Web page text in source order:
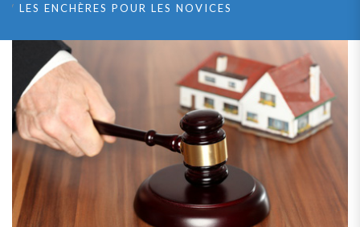
LES ENCHÈRES POUR LES NOVICES